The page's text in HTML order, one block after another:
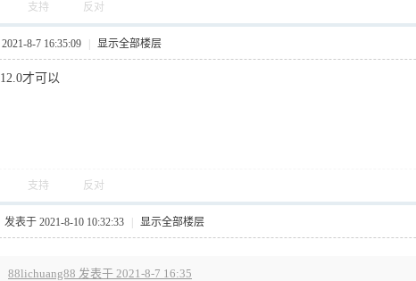
支持 反对
8-7 16:35:09 显示全部楼层
才可以
支持 反对
发表于 2021-8-10 10:32:33 显示全部楼层
88lichuang88 发表于 2021-8-7 16:35